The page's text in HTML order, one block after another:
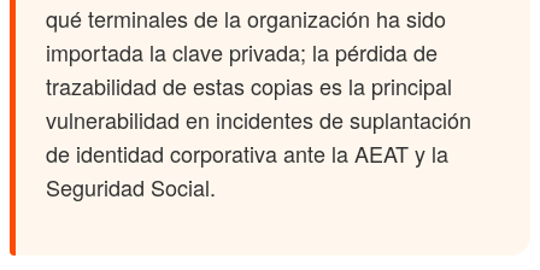
qué terminales de la organización ha sido
importada la clave privada; la pérdida de
trazabilidad de estas copias es la principal
vulnerabilidad en incidentes de suplantación
de identidad corporativa ante la AEAT y la
Seguridad Social.